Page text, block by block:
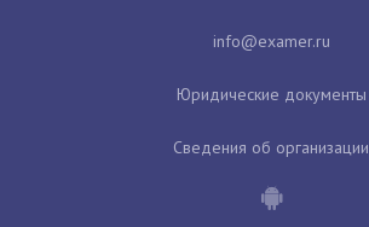
Юридические документы
Сведения об организации